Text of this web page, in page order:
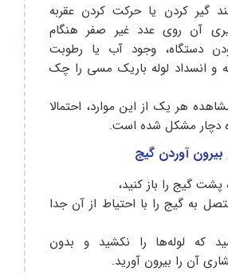
گیر کردن یا حرکت کردن عقربه
آن روی عدد غیر صفر هنگام
دستگاه، وجود آب یا رطوبت
انسداد لوله باریک مسی را چک
هر یک از این موارد، احتمالا
دچار مشکل شده است.
پشت گیج را باز کنید،
به گیج را با احتیاط از آن جدا
که لوله‌ها را نکشید و بدون
آن را بیرون آورید.